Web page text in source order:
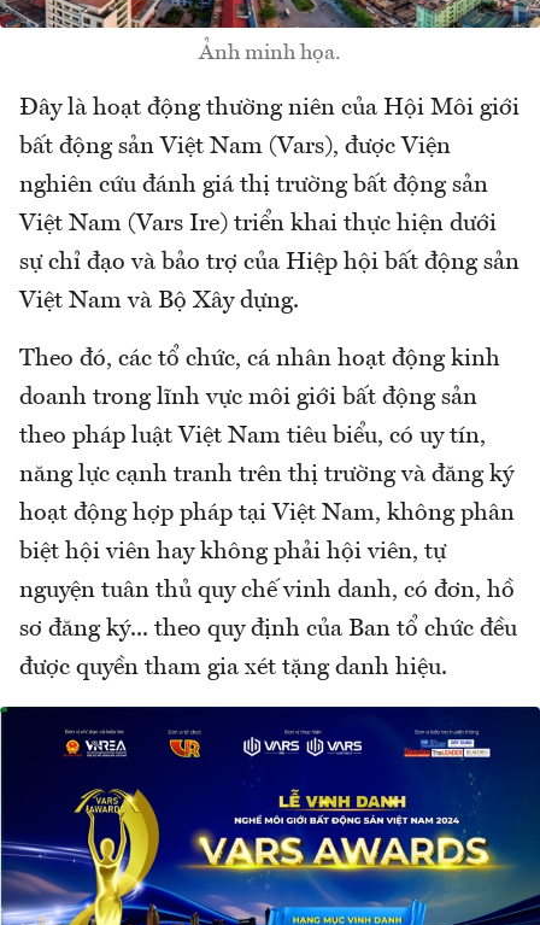
Ảnh minh họa.
Đây là hoạt động thường niên của Hội Môi giới
bất động sản Việt Nam (Vars), được Viện
nghiên cứu đánh giá thị trường bất động sản
Việt Nam (Vars Ire) triển khai thực hiện dưới
sự chỉ đạo và bảo trợ của Hiệp hội bất động sản
Việt Nam và Bộ Xây dựng.
Theo đó, các tổ chức, cá nhân hoạt động kinh
doanh trong lĩnh vực môi giới bất động sản
theo pháp luật Việt Nam tiêu biểu, có uy tín,
năng lực cạnh tranh trên thị trường và đăng ký
hoạt động hợp pháp tại Việt Nam, không phân
biệt hội viên hay không phải hội viên, tự
nguyện tuân thủ quy chế vinh danh, có đơn, hồ
sơ đăng ký... theo quy định của Ban tổ chức đều
được quyền tham gia xét tặng danh hiệu.